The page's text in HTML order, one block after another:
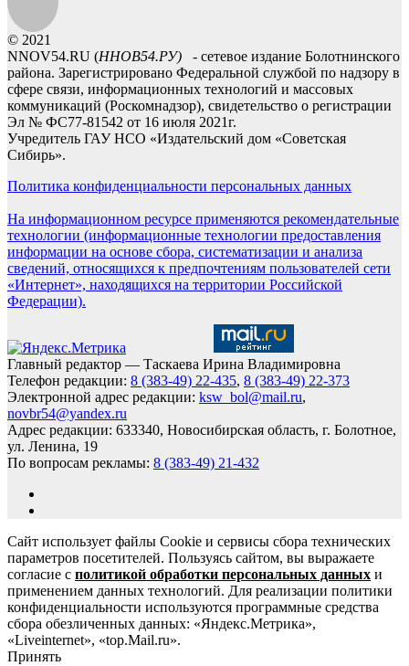
© 2021
NNOV54.RU (ННОВ54.РУ) - сетевое издание Болотнинского
района. Зарегистрировано Федеральной службой по надзору в
сфере связи, информационных технологий и массовых
коммуникаций (Роскомнадзор), свидетельство о регистрации
Эл № ФС77-81542 от 16 июля 2021г.
Учредитель ГАУ НСО «Издательский дом «Советская
Сибирь».
Политика конфиденциальности персональных данных
На информационном ресурсе применяются рекомендательные
технологии (информационные технологии предоставления
информации на основе сбора, систематизации и анализа
сведений, относящихся к предпочтениям пользователей сети
«Интернет», находящихся на территории Российской
Федерации).
Главный редактор — Таскаева Ирина Владимировна
Телефон редакции: 8 (383-49) 22-435, 8 (383-49) 22-373
Электронной адрес редакции: ksw_bol@mail.ru,
novbr54@yandex.ru
Адрес редакции: 633340, Новосибирская область, г. Болотное,
ул. Ленина, 19
По вопросам рекламы: 8 (383-49) 21-432
Сайт использует файлы Cookie и сервисы сбора технических
параметров посетителей. Пользуясь сайтом, вы выражаете
согласие с политикой обработки персональных данных и
применением данных технологий. Для реализации политики
конфиденциальности используются программные средства
сбора обезличенных данных: «Яндекс.Метрика»,
«Liveinternet», «top.Mail.ru».
Принять